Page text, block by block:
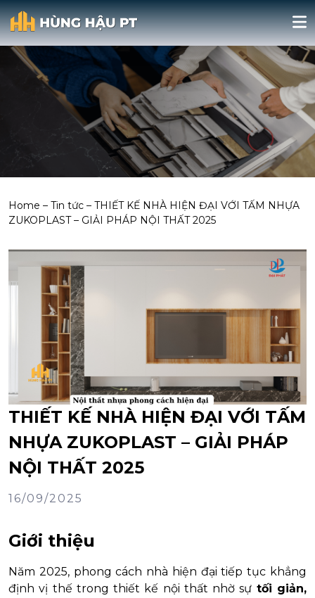
Home – Tin tức – THIẾT KẾ NHÀ HIỆN ĐẠI VỚI TẤM NHỰA
ZUKOPLAST – GIẢI PHÁP NỘI THẤT 2025
THIẾT KẾ NHÀ HIỆN ĐẠI VỚI TẤM
NHỰA ZUKOPLAST – GIẢI PHÁP
NỘI THẤT 2025
16/09/2025
Giới thiệu
Năm 2025, phong cách nhà hiện đại tiếp tục khẳng
định vị thế trong thiết kế nội thất nhờ sự tối giản,